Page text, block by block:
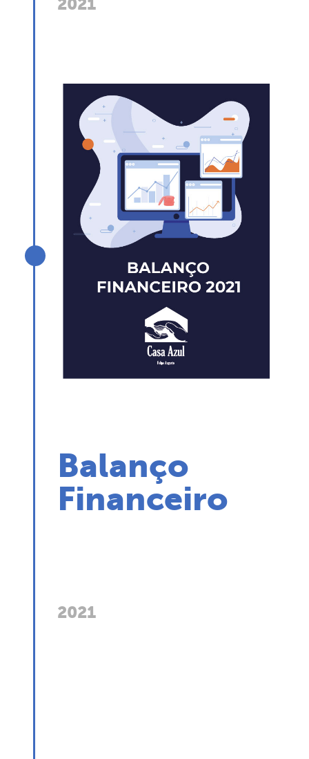
Balanço
Financeiro
2021